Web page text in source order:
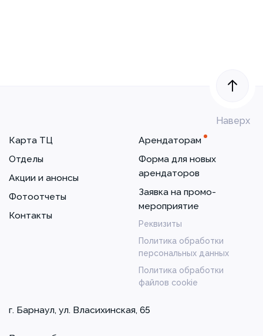
Наверх
Карта ТЦ
Отделы
Акции и анонсы
Фотоотчеты
Контакты
Арендаторам
Форма для новых
арендаторов
Заявка на промо-
мероприятие
Реквизиты
Политика обработки
персональных данных
Политика обработки
файлов cookie
г. Барнаул, ул. Власихинская, 65